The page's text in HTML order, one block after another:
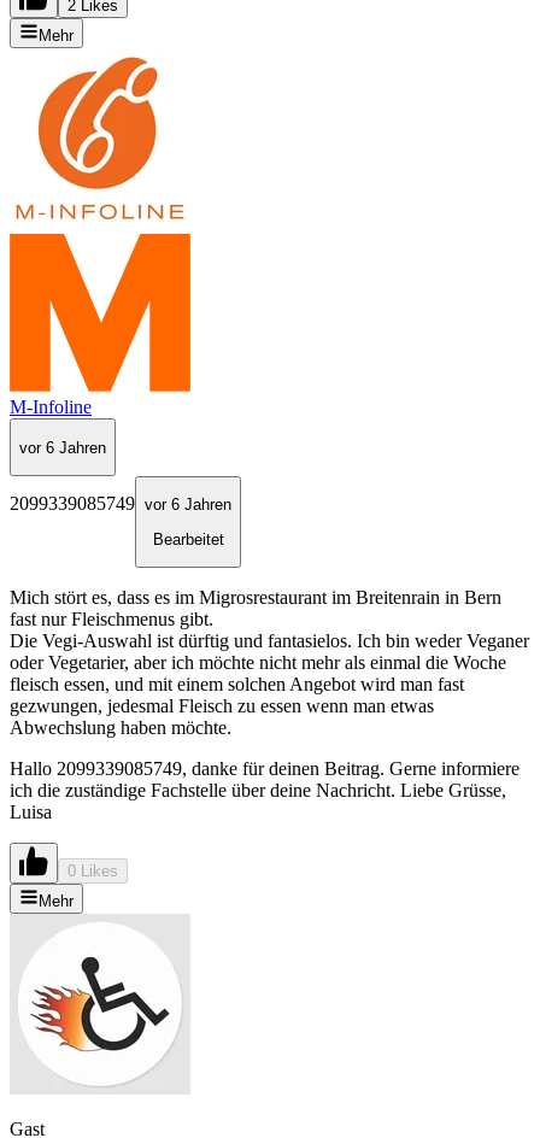
2 Likes
Mehr
M-Infoline
vor 6 Jahren
2099339085749 vor 6 Jahren
Bearbeitet
Mich stört es, dass es im Migrosrestaurant im Breitenrain in Bern
fast nur Fleischmenus gibt.
Die Vegi-Auswahl ist dürftig und fantasielos. Ich bin weder Veganer
oder Vegetarier, aber ich möchte nicht mehr als einmal die Woche
fleisch essen, und mit einem solchen Angebot wird man fast
gezwungen, jedesmal Fleisch zu essen wenn man etwas
Abwechslung haben möchte.
Hallo 2099339085749, danke für deinen Beitrag. Gerne informiere
ich die zuständige Fachstelle über deine Nachricht. Liebe Grüsse,
Luisa
0 Likes
Mehr
Gast